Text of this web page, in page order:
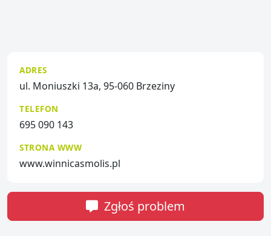
ADRES
ul. Moniuszki 13a, 95-060 Brzeziny
TELEFON
695 090 143
STRONA WWW
www.winnicasmolis.pl
Zgłoś problem